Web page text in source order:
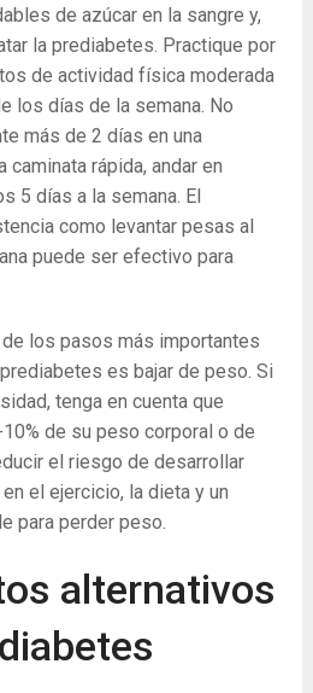
de azúcar en la sangre y,
la prediabetes. Practique por
de actividad física moderada
los días de la semana. No
más de 2 días en una
caminata rápida, andar en
5 días a la semana. El
como levantar pesas al
puede ser efectivo para
de los pasos más importantes
es bajar de peso. Si
tenga en cuenta que
de su peso corporal o de
el riesgo de desarrollar
el ejercicio, la dieta y un
para perder peso.
alternativos